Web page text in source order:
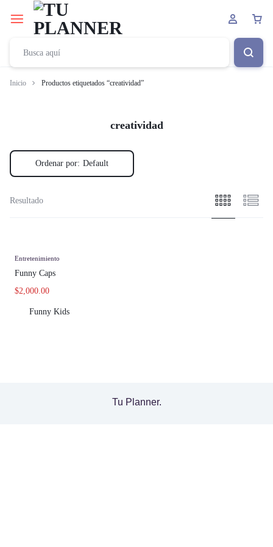
Inicio Productos etiquetados “creatividad”
creatividad
Ordenar por: Default
Resultado
Entretenimiento
Funny Caps
$2,000.00
Funny Kids
Tu Planner.